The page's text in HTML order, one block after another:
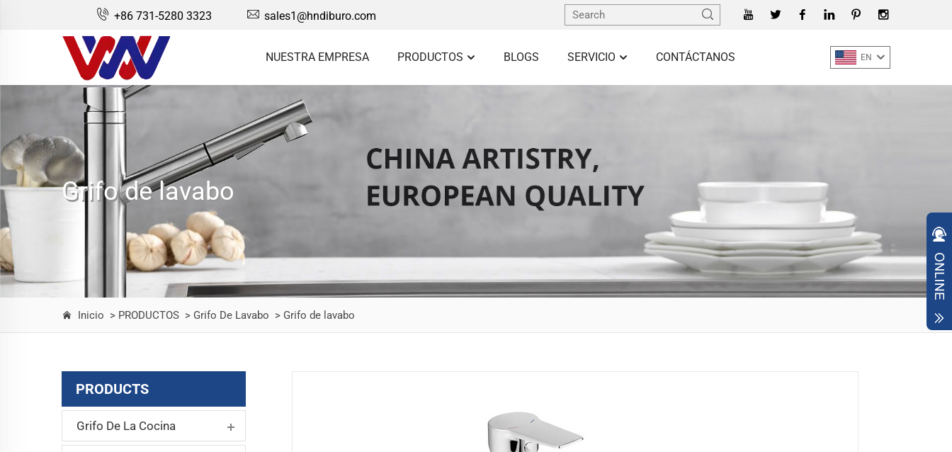
+86 731-5280 3323 sales1@hndiburo.com
NUESTRA EMPRESA PRODUCTOS BLOGS SERVICIO CONTÁCTANOS EN
Grifo de lavabo
Inicio > PRODUCTOS > Grifo De Lavabo > Grifo de lavabo
PRODUCTS
Grifo De La Cocina